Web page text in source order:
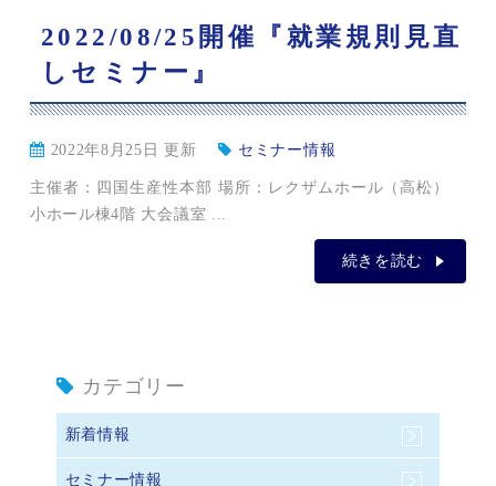
2022/08/25開催『就業規則見直
しセミナー』
2022年8月25日 更新 セミナー情報
主催者：四国生産性本部 場所：レクザムホール（高松）
小ホール棟4階 大会議室 ...
続きを読む
カテゴリー
新着情報
セミナー情報